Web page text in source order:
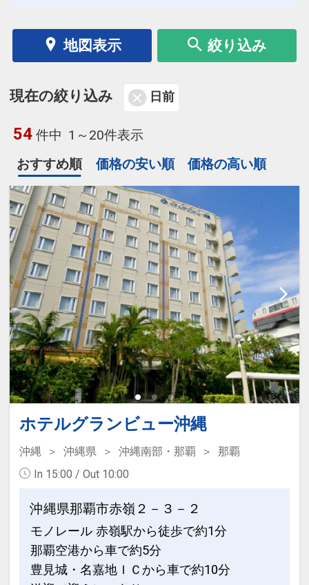
地図表示 絞り込み
現在の絞り込み 日前
54 件中 1～20件表示
おすすめ順
価格の安い順 価格の高い順
ホテルグランビュー沖縄
沖縄 沖縄県 沖縄南部・那覇
那覇
In 15:00 / Out 10:00
沖縄県那覇市赤嶺２－３－２
モノレール 赤嶺駅から徒歩で約1分
那覇空港から車で約5分
豊見城・名嘉地ＩＣから車で約10分